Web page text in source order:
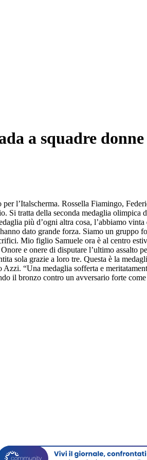
a squadre donne
l’Italscherma. Rossella Fiamingo,
Si tratta della seconda medaglia
più d’ogni altra cosa, l’abbiamo
dato grande forza. Siamo un gruppo
Mio figlio Samuele ora è al centro
e onere di disputare l’ultimo
sola grazie a loro tre. Questa è la
“Una medaglia sofferta e
il bronzo contro un avversario forte